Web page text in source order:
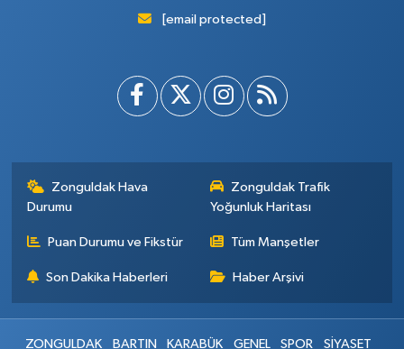
[email protected]
Zonguldak Hava
Durumu
Zonguldak Trafik
Yoğunluk Haritası
Puan Durumu ve Fikstür Tüm Manşetler
Son Dakika Haberleri Haber Arşivi
ZONGULDAK BARTIN KARABÜK GENEL SPOR SİYASET